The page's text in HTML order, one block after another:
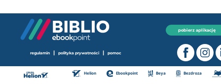
pobierz aplikację
regulamin | polityka prywatności | pomoc
Helion Ebookpoint Beya Bezdroza